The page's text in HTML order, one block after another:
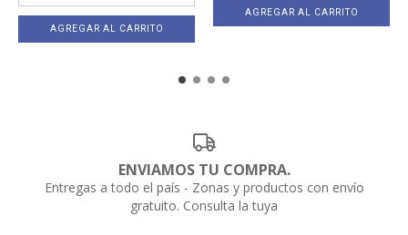
AGREGAR AL CARRITO
AGREGAR AL CARRITO
ENVIAMOS TU COMPRA.
Entregas a todo el país - Zonas y productos con envío
gratuito. Consulta la tuya